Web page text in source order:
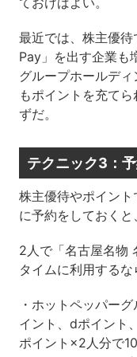
最近では、株主優
Pay」を出す企業も
グループホールデ
もポイントを充て
ずだ。
テクニック3：
株主優待やポイン
に予約をしておくと
2人で「名古屋名物
タイムに利用するな
・ホットペッパー
イント、dポイント
ポイント×2人分で